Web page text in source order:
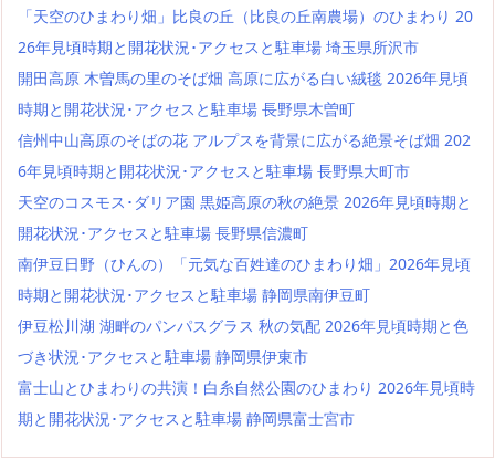
「天空のひまわり畑」比良の丘（比良の丘南農場）のひまわり 20
26年見頃時期と開花状況･アクセスと駐車場 埼玉県所沢市
開田高原 木曽馬の里のそば畑 高原に広がる白い絨毯 2026年見頃
時期と開花状況･アクセスと駐車場 長野県木曽町
信州中山高原のそばの花 アルプスを背景に広がる絶景そば畑 202
6年見頃時期と開花状況･アクセスと駐車場 長野県大町市
天空のコスモス･ダリア園 黒姫高原の秋の絶景 2026年見頃時期と
開花状況･アクセスと駐車場 長野県信濃町
南伊豆日野（ひんの）「元気な百姓達のひまわり畑」2026年見頃
時期と開花状況･アクセスと駐車場 静岡県南伊豆町
伊豆松川湖 湖畔のパンパスグラス 秋の気配 2026年見頃時期と色
づき状況･アクセスと駐車場 静岡県伊東市
富士山とひまわりの共演！白糸自然公園のひまわり 2026年見頃時
期と開花状況･アクセスと駐車場 静岡県富士宮市